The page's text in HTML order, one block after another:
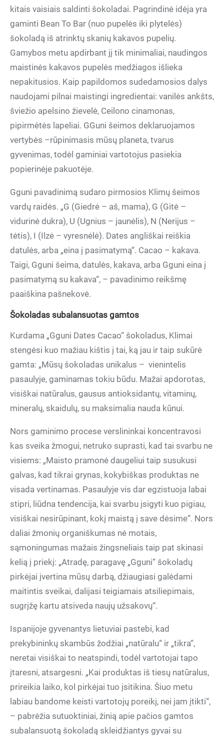
kitais vaisiais saldinti šokoladai. Pagrindinė idėja yra
gaminti Bean To Bar (nuo pupelės iki plytelės)
šokoladą iš atrinktų skanių kakavos pupelių.
Gamybos metu apdirbant jį tik minimaliai, naudingos
maistinės kakavos pupelės medžiagos išlieka
nepakitusios. Kaip papildomos sudedamosios dalys
naudojami pilnai maistingi ingredientai: vanilės ankšts,
šviežio apelsino žievelė, Ceilono cinamonas,
pipirmėtės lapeliai. GGuni šeimos deklaruojamos
vertybės –rūpinimasis mūsų planeta, tvarus
gyvenimas, todėl gaminiai vartotojus pasiekia
popierinėje pakuotėje.
Gguni pavadinimą sudaro pirmosios Klimų šeimos
vardų raidės. „G (Giedrė – aš, mama), G (Gitė –
vidurinė dukra), U (Ugnius – jaunėlis), N (Nerijus –
tėtis), I (Ilzė – vyresnėlė). Dates angliškai reiškia
datulės, arba „eina į pasimatymą“. Cacao – kakava.
Taigi, Gguni šeima, datulės, kakava, arba Gguni eina į
pasimatymą su kakava“, – pavadinimo reikšmę
paaiškina pašnekovė.
Šokoladas subalansuotas gamtos
Kurdama „Gguni Dates Cacao“ šokoladus, Klimai
stengėsi kuo mažiau kištis į tai, ką jau ir taip sukūrė
gamta: „Mūsų šokoladas unikalus – vienintelis
pasaulyje, gaminamas tokiu būdu. Mažai apdorotas,
visiškai natūralus, gausus antioksidantų, vitaminų,
mineralų, skaidulų, su maksimalia nauda kūnui.
Nors gaminimo procese verslininkai koncentravosi
kas sveika žmogui, netruko suprasti, kad tai svarbu ne
visiems: „Maisto pramonė daugeliui taip susukusi
galvas, kad tikrai grynas, kokybiškas produktas ne
visada vertinamas. Pasaulyje vis dar egzistuoja labai
stipri, liūdna tendencija, kai svarbu įsigyti kuo pigiau,
visiškai nesirūpinant, kokį maistą į save dėsime“. Nors
daliai žmonių organiškumas nė motais,
sąmoningumas mažais žingsneliais taip pat skinasi
kelią į priekį: „Atradę, paragavę „Gguni“ šokoladų
pirkėjai įvertina mūsų darbą, džiaugiasi galėdami
maitintis sveikai, dalijasi teigiamais atsiliepimais,
sugrįžę kartu atsiveda naujų užsakovų“.
Ispanijoje gyvenantys lietuviai pastebi, kad
prekybininkų skambūs žodžiai „natūralu“ ir „tikra“,
neretai visiškai to neatspindi, todėl vartotojai tapo
įtaresni, atsargesni. „Kai produktas iš tiesų natūralus,
prireikia laiko, kol pirkėjai tuo įsitikina. Šiuo metu
labiau bandome keisti vartotojų poreikį, nei jam įtikti“,
– pabrėžia sutuoktiniai, žinią apie pačios gamtos
subalansuotą šokoladą skleidžiantys gyvai su